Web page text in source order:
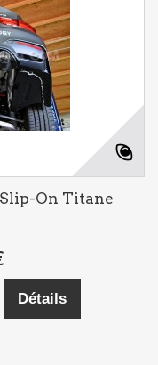
On Titane
Détails